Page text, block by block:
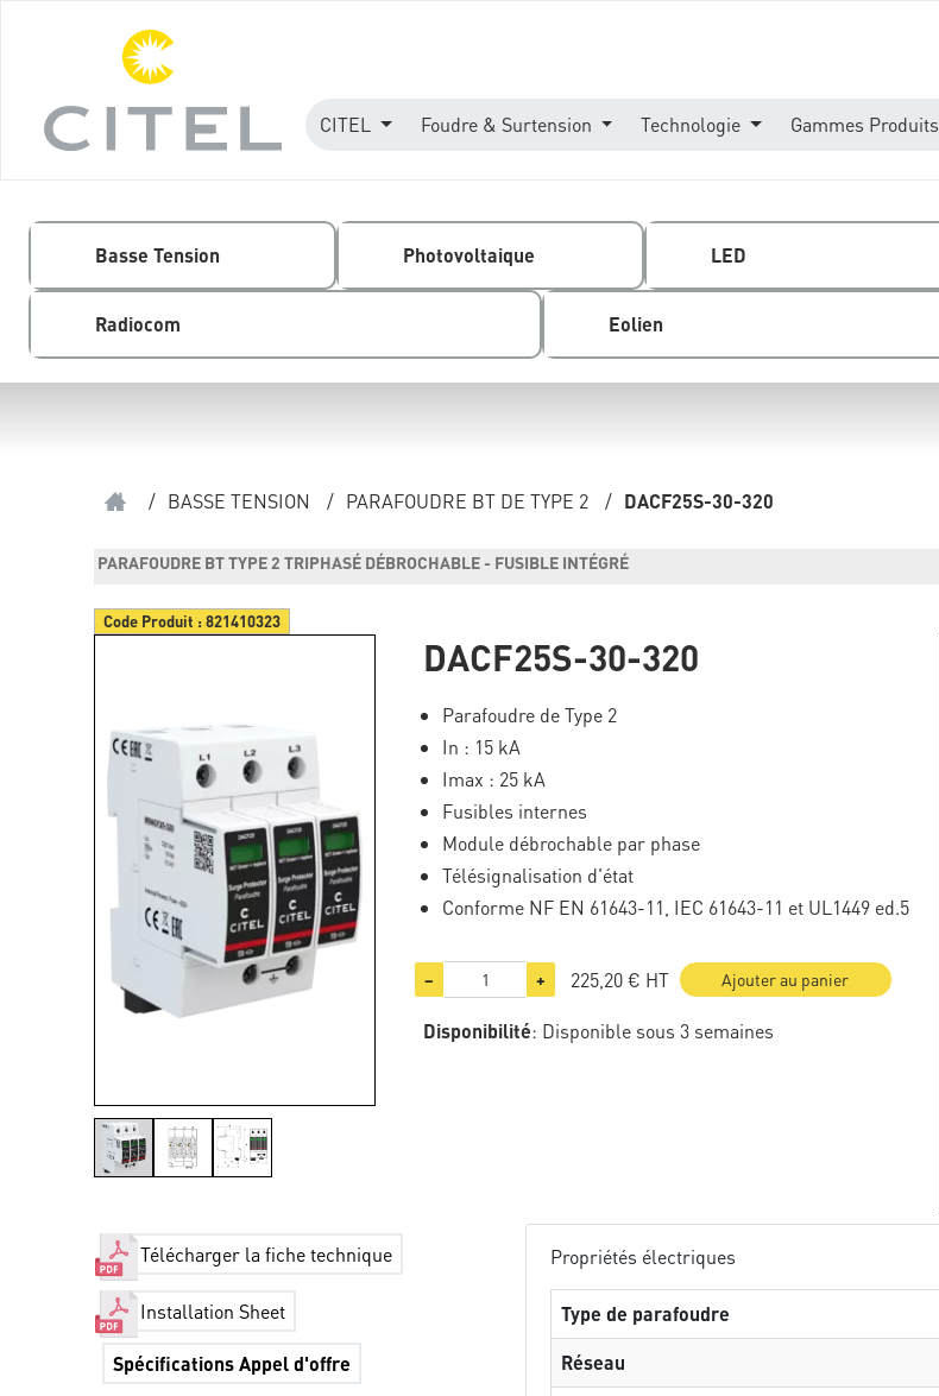
CITEL Foudre & Surtension Technologie Gammes Produits
Basse Tension Photovoltaique LED
Radiocom Eolien
/ BASSE TENSION / PARAFOUDRE BT DE TYPE 2 / DACF25S-30-320
PARAFOUDRE BT TYPE 2 TRIPHASÉ DÉBROCHABLE - FUSIBLE INTÉGRÉ
Code Produit :821410323
DACF25S-30-320
Parafoudre de Type 2
In : 15 kA
Imax : 25 kA
Fusibles internes
Module débrochable par phase
Télésignalisation d'état
Conforme NF EN 61643-11, IEC 61643-11 et UL1449 ed.5
− + 225,20 € HT Ajouter au panier
Disponibilité: Disponible sous 3 semaines
Télécharger la fiche technique
Installation Sheet
Spécifications Appel d'offre
Propriétés électriques
Type de parafoudre
Réseau